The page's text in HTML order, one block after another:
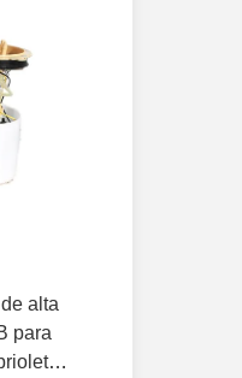
alta
para